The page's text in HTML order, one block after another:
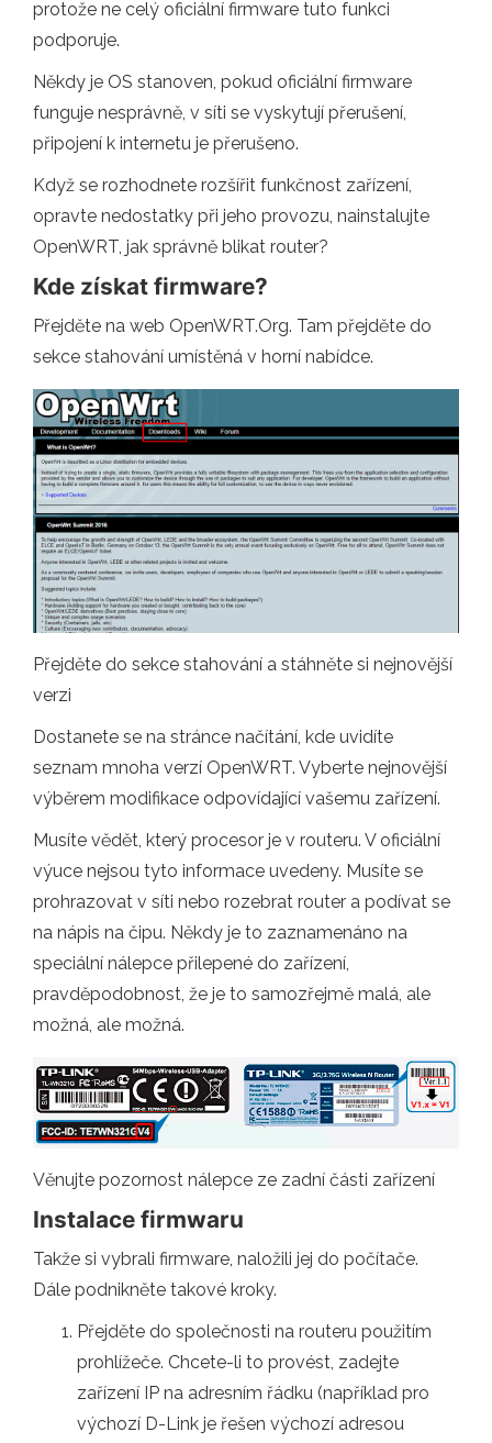
protože ne celý oficiální firmware tuto funkci
podporuje.
Někdy je OS stanoven, pokud oficiální firmware
funguje nesprávně, v síti se vyskytují přerušení,
připojení k internetu je přerušeno.
Když se rozhodnete rozšířit funkčnost zařízení,
opravte nedostatky při jeho provozu, nainstalujte
OpenWRT, jak správně blikat router?
Kde získat firmware?
Přejděte na web OpenWRT.Org. Tam přejděte do
sekce stahování umístěná v horní nabídce.
Přejděte do sekce stahování a stáhněte si nejnovější
verzi
Dostanete se na stránce načítání, kde uvidíte
seznam mnoha verzí OpenWRT. Vyberte nejnovější
výběrem modifikace odpovídající vašemu zařízení.
Musíte vědět, který procesor je v routeru. V oficiální
výuce nejsou tyto informace uvedeny. Musíte se
prohrazovat v síti nebo rozebrat router a podívat se
na nápis na čipu. Někdy je to zaznamenáno na
speciální nálepce přilepené do zařízení,
pravděpodobnost, že je to samozřejmě malá, ale
možná, ale možná.
Věnujte pozornost nálepce ze zadní části zařízení
Instalace firmwaru
Takže si vybrali firmware, naložili jej do počítače.
Dále podnikněte takové kroky.
Přejděte do společnosti na routeru použitím
prohlížeče. Chcete-li to provést, zadejte
zařízení IP na adresním řádku (například pro
výchozí D-Link je řešen výchozí adresou